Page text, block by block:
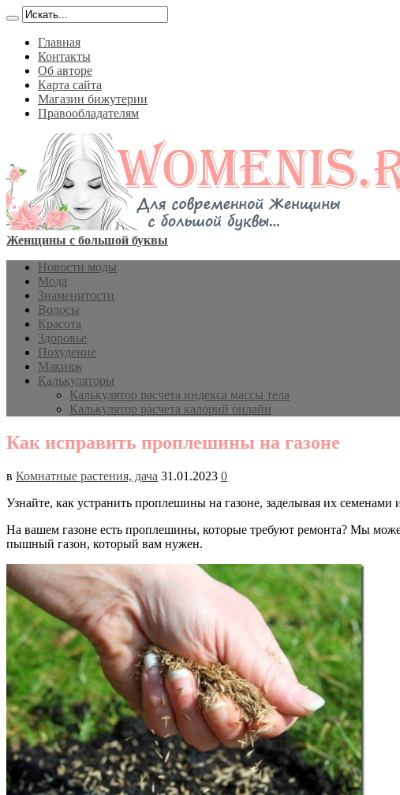
Главная
Контакты
Об авторе
Карта сайта
Магазин бижутерии
Правообладателям
Женщины с большой буквы
Новости моды
Мода
Знаменитости
Волосы
Красота
Здоровье
Похудение
Макияж
Калькуляторы
Калькулятор расчета индекса массы тела
Калькулятор расчета калорий онлайн
Как исправить проплешины на газоне
в Комнатные растения, дача 31.01.2023 0
Узнайте, как устранить проплешины на газоне, заделывая их семенами
На вашем газоне есть проплешины, которые требуют ремонта? Мы
пышный газон, который вам нужен.